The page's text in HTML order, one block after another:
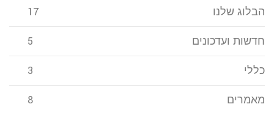
הבלוג שלנו 17
חדשות ועדכונים 5
כללי 3
מאמרים 8